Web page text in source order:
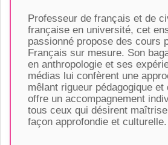
Professeur de français et de
française en université, cet
passionné propose des cours
Français sur mesure. Son
en anthropologie et ses
médias lui confèrent une
mêlant rigueur pédagogique et
offre un accompagnement
tous ceux qui désirent
façon approfondie et culturelle.